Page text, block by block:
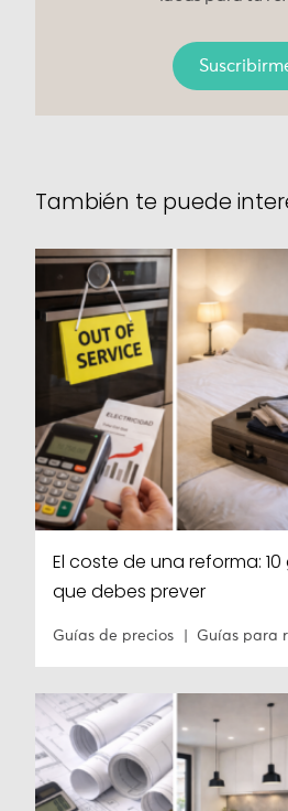
También te puede
El coste de una reforma:
que debes prever
Guías de precios Guías para